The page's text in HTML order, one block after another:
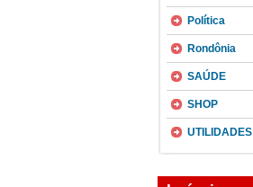
Política
Rondônia
SAÚDE
SHOP
UTILIDADES